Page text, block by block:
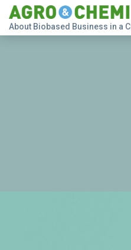
About Biobased Business in a